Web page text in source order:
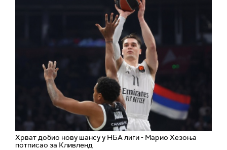
Хрват добио нову шансу у НБА лиги - Марио Хезоња
потписао за Кливленд